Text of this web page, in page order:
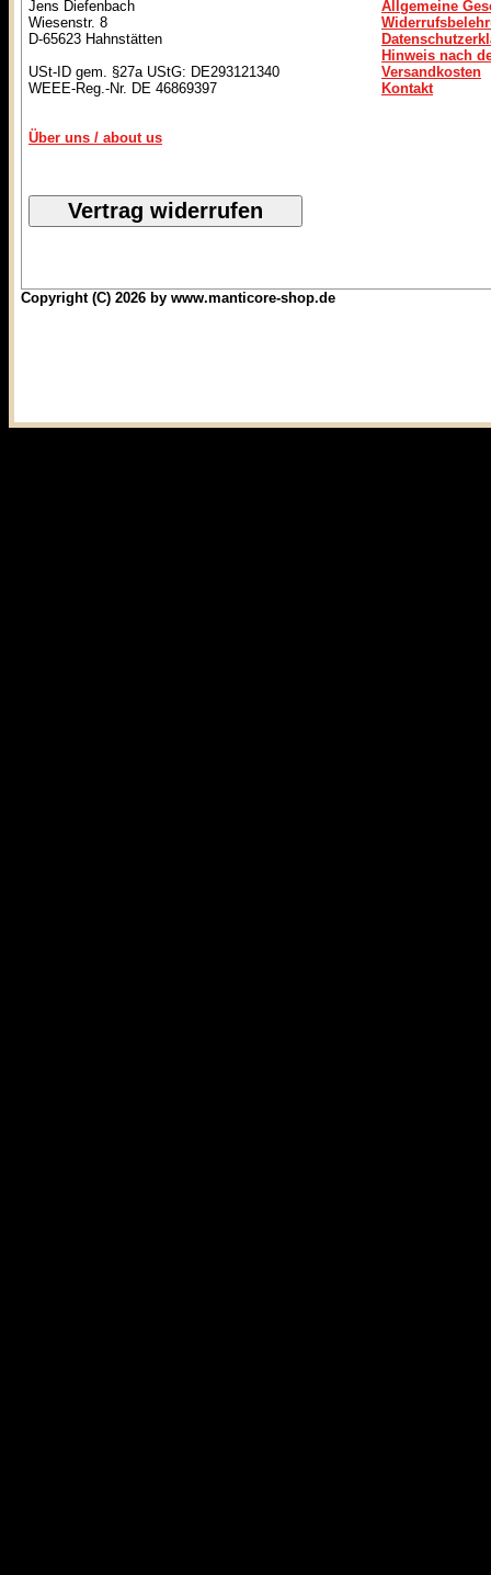
Jens Diefenbach
Wiesenstr. 8
D-65623 Hahnstätten
USt-ID gem. §27a UStG: DE293121340
WEEE-Reg.-Nr. DE 46869397
Über uns / about us
Allgemeine
Hinweis nach
Versandkosten
Kontakt
Copyright (C) 2026 by www.manticore-shop.de